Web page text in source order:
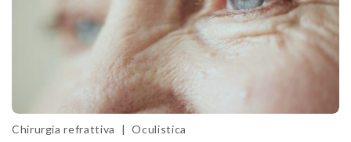
Chirurgia refrattiva | Oculistica